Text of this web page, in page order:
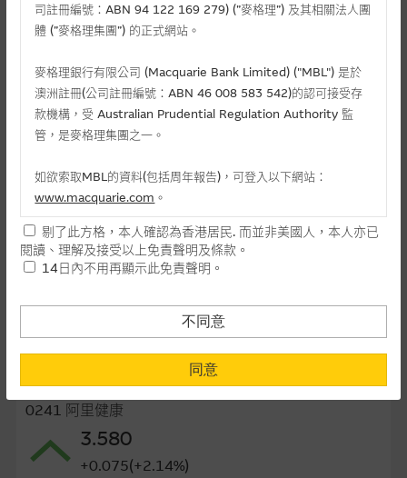
引伸波幅 75.79%
上市日(日-月-年) 23/03/2026
最後交易日(日-月-年) 27/04/2027
每手(份)
街貨量(百萬份) 0.00
街貨百分比 0.00%
相關資產資料
0241 阿里健康
3.580
+0.075(+2.14%)
司註冊編號：ABN 94 122 169 279) (”麥格理”) 及其相關法人團
體 (”麥格理集團”) 的正式網站。
麥格理銀行有限公司 (Macquarie Bank Limited) ("MBL") 是於
澳洲註冊(公司註冊編號：ABN 46 008 583 542)的認可接受存
款機構，受 Australian Prudential Regulation Authority 監
管，是麥格理集團之一。
如欲索取MBL的資料(包括周年報告)，可登入以下網站：
www.macquarie.com 。
本網站所載資料會隨時更改，而不作另行通知，如閣下欲取麥格
理的資料，可直接聯絡本集團職員。
民使用，並不提供或發售予美國人。本網站內容無意要約或唆使
閣下購買證券、基金單位或其他投資工具(不論在參考條款上或在
其他地方)，但清楚表明上述意圖的個別段落則屬例外。
提供網站內容的基準 – 使用時請考慮個人風險
供。惟麥格理集團並無核實所有網站內容，故就閣下的目的而
言，網站內容可能未必完整或準確。麥格理集團不會，亦沒有義
剔了此方格，本人確認為香港居民. 而並非美國人，本人亦已
閱讀、理解及接受以上免責聲明及條款。
14日內不用再顯示此免責聲明。
不同意
同意